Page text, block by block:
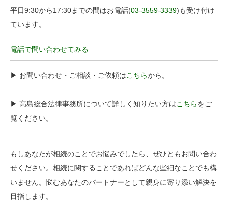
平日9:30から17:30までの間はお電話(03-3559-3339)も受け付け
ています。
電話で問い合わせてみる
▶︎ お問い合わせ・ご相談・ご依頼はこちらから。
▶︎ 高島総合法律事務所について詳しく知りたい方はこちらをご
覧ください。
もしあなたが相続のことでお悩みでしたら、ぜひともお問い合わ
せください。相続に関することであればどんな些細なことでも構
いません。悩むあなたのパートナーとして親身に寄り添い解決を
目指します。